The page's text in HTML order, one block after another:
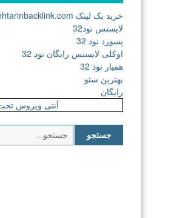
خرید بک لینک behtarinbacklink.com
لایسنس نود32
پسورد نود 32
اوکلی لایسنس رایگان نود 32
همیار نود 32
بهترین سئو
رایگان
آنتی ویروس
برای: